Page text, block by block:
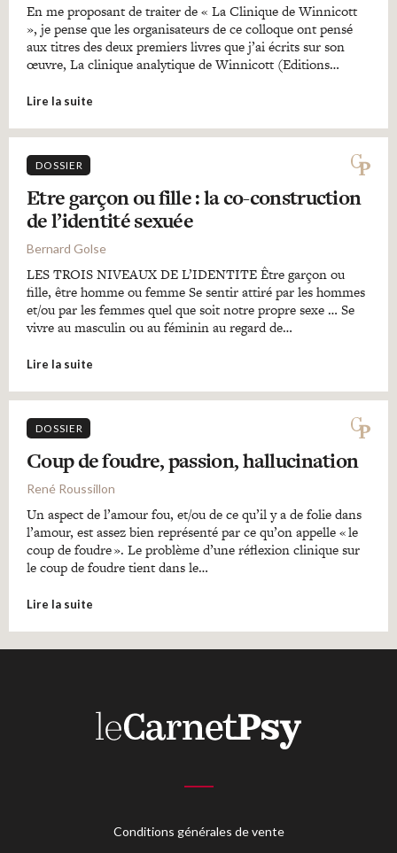
En me proposant de traiter de « La Clinique de Winnicott
», je pense que les organisateurs de ce colloque ont pensé
aux titres des deux premiers livres que j’ai écrits sur son
œuvre, La clinique analytique de Winnicott (Editions…
Lire la suite
DOSSIER
Etre garçon ou fille : la co-construction
de l’identité sexuée
Bernard Golse
LES TROIS NIVEAUX DE L’IDENTITE Être garçon ou
fille, être homme ou femme Se sentir attiré par les hommes
et/ou par les femmes quel que soit notre propre sexe … Se
vivre au masculin ou au féminin au regard de…
Lire la suite
DOSSIER
Coup de foudre, passion, hallucination
René Roussillon
Un aspect de l’amour fou, et/ou de ce qu’il y a de folie dans
l’amour, est assez bien représenté par ce qu’on appelle « le
coup de foudre ». Le problème d’une réflexion clinique sur
le coup de foudre tient dans le…
Lire la suite
Conditions générales de vente